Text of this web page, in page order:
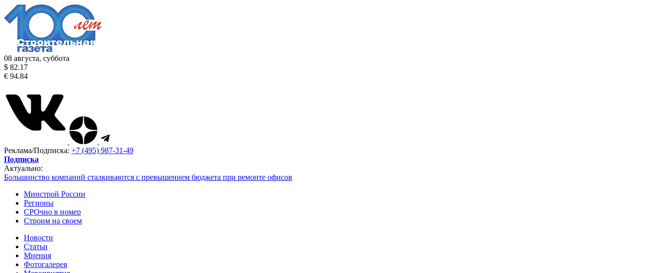
08 августа, суббота
$ 82.17
€ 94.84
Реклама/Подписка: +7 (495) 987-31-49
Подписка
Актуально:
Большинство компаний сталкиваются с превышением бюджета при ремонте офисов
Минстрой России
Регионы
СРОчно в номер
Строим на своем
Новости
Статьи
Мнения
Фотогалерея